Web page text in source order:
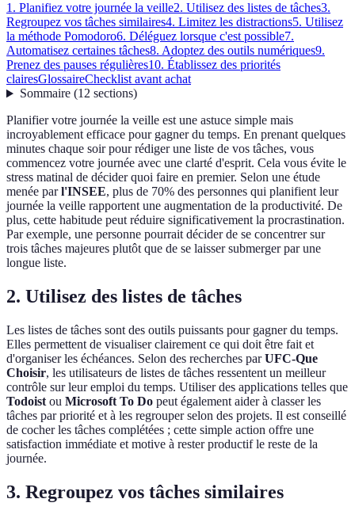
1. Planifiez votre journée la veille2. Utilisez des listes de tâches3.
Regroupez vos tâches similaires4. Limitez les distractions5. Utilisez
la méthode Pomodoro6. Déléguez lorsque c'est possible7.
Automatisez certaines tâches8. Adoptez des outils numériques9.
Prenez des pauses régulières10. Établissez des priorités
clairesGlossaireChecklist avant achat
Sommaire(12 sections)
Planifier votre journée la veille est une astuce simple mais
incroyablement efficace pour gagner du temps. En prenant quelques
minutes chaque soir pour rédiger une liste de vos tâches, vous
commencez votre journée avec une clarté d'esprit. Cela vous évite le
stress matinal de décider quoi faire en premier. Selon une étude
menée parl'INSEE, plus de 70% des personnes qui planifient leur
journée la veille rapportent une augmentation de la productivité. De
plus, cette habitude peut réduire significativement la procrastination.
Par exemple, une personne pourrait décider de se concentrer sur
trois tâches majeures plutôt que de se laisser submerger par une
longue liste.
2. Utilisez des listes de tâches
Les listes de tâches sont des outils puissants pour gagner du temps.
Elles permettent de visualiser clairement ce qui doit être fait et
d'organiser les échéances. Selon des recherches parUFC-Que
Choisir, les utilisateurs de listes de tâches ressentent un meilleur
contrôle sur leur emploi du temps. Utiliser des applications telles que
Todoist ou Microsoft To Do peut également aider à classer les
tâches par priorité et à les regrouper selon des projets. Il est conseillé
de cocher les tâches complétées ; cette simple action offre une
satisfaction immédiate et motive à rester productif le reste de la
journée.
3. Regroupez vos tâches similaires